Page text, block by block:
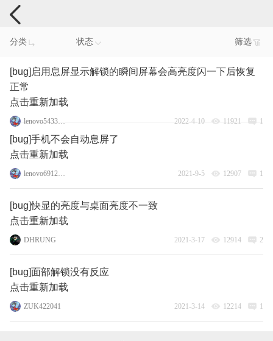
手机反馈
分类 状态 筛选
[bug]启用息屏显示解锁的瞬间屏幕会高亮度闪一下后恢复
正常
点击重新加载
lenovo54330251 2022-4-10 11921 1
[bug]手机不会自动息屏了
点击重新加载
lenovo69129963 2021-9-5 12907 1
[bug]快显的亮度与桌面亮度不一致
点击重新加载
DHRUNG 2021-3-17 12914 2
[bug]面部解锁没有反应
点击重新加载
ZUK422041 2021-3-14 12214 1